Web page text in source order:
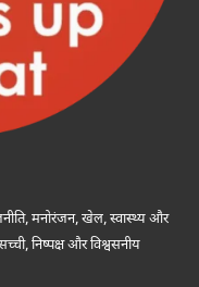
मनोरंजन, खेल, स्वास्थ्य और
निष्पक्ष और विश्वसनीय